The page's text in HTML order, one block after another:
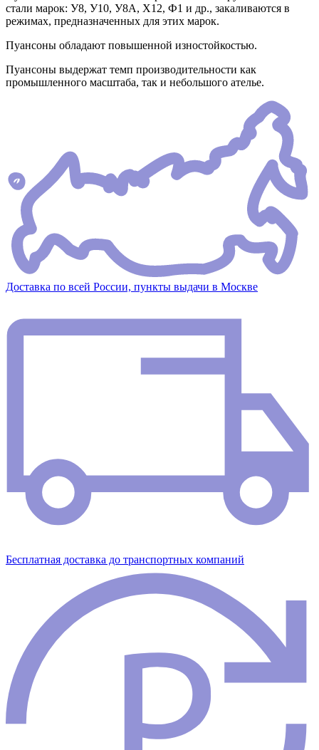
стали марок: У8, У10, У8А, Х12, Ф1 и др., закаливаются в
режимах, предназначенных для этих марок.
Пуансоны обладают повышенной изностойкостью.
Пуансоны выдержат темп производительности как
промышленного масштаба, так и небольшого ателье.
Доставка по всей России, пункты выдачи в Москве
Бесплатная доставка до транспортных компаний